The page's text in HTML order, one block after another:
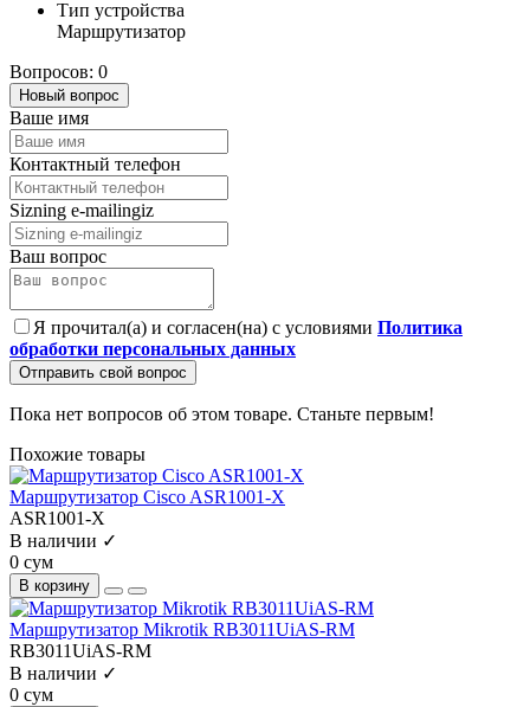
Тип устройства
Маршрутизатор
Вопросов: 0
Новый вопрос
Ваше имя
Контактный телефон
Sizning e-mailingiz
Ваш вопрос
Я прочитал(а) и согласен(на) с условиями Политика
обработки персональных данных
Отправить свой вопрос
Пока нет вопросов об этом товаре. Станьте первым!
Похожие товары
Маршрутизатор Cisco ASR1001-X
ASR1001-Х
В наличии ✓
0 сум
В корзину
Маршрутизатор Mikrotik RB3011UiAS-RM
RB3011UiAS-RM
В наличии ✓
0 сум